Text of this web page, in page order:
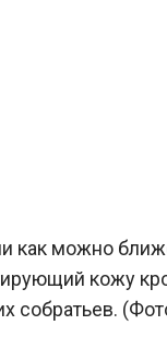
как можно
кожу
собратьев.